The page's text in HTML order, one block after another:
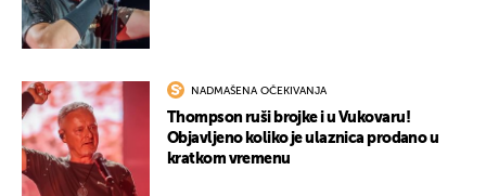
NADMAŠENA OČEKIVANJA
Thompson ruši brojke i u Vukovaru!
Objavljeno koliko je ulaznica prodano u
kratkom vremenu